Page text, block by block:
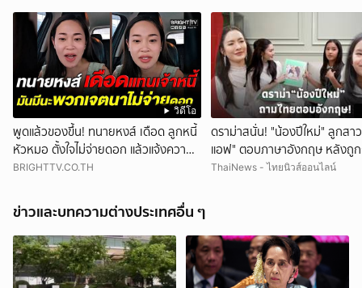
วิดีโอ
พูดแล้วของขึ้น! ทนายหงส์ เดือด ลูกหนี้
หัวหมอ ตั้งใจไม่จ่ายดอก แล้วแจ้งความ
มาจับเจ้าหนี้
BRIGHTTV.CO.TH
ดราม่าสนั่น! "น้องปีใหม่" ลูกสา
แอฟ" ตอบภาษาอังกฤษ หลังถู
ภาษาไทย ทำชาวเน็ตถกสนั่น!
ThaiNews - ไทยนิวส์ออนไลน์
ข่าวและบทความต่างประเทศอื่น ๆ